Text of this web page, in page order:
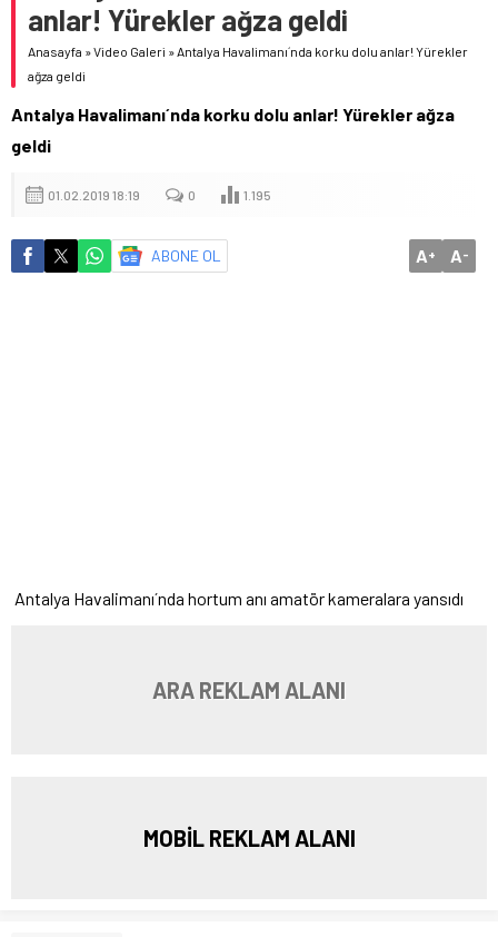
anlar! Yürekler ağza geldi
Anasayfa »Video Galeri »Antalya Havalimanı´nda korku dolu anlar! Yürekler
ağza geldi
Antalya Havalimanı´nda korku dolu anlar! Yürekler ağza
geldi
01.02.2019 18:19 0 1.195
ABONE OL A+ A-
Antalya Havalimanı´nda hortum anı amatör kameralara yansıdı
ARA REKLAM ALANI
MOBİL REKLAM ALANI